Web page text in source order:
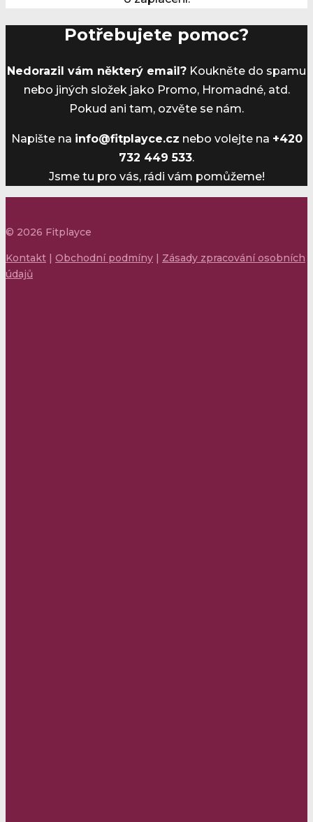
Potřebujete pomoc?
Nedorazil vám některý email? Koukněte do spamu
nebo jiných složek jako Promo, Hromadné, atd.
Pokud ani tam, ozvěte se nám.
Napište na info@fitplayce.cz nebo volejte na +420
732 449 533.
Jsme tu pro vás, rádi vám pomůžeme!
© 2026 Fitplayce
Kontakt | Obchodní podmíny | Zásady zpracování osobních
údajů